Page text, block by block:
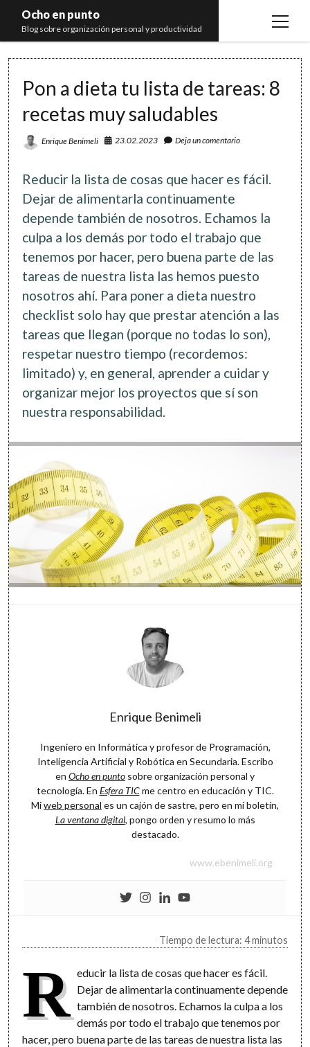
Ocho en punto
Blog sobre organización personal y productividad
open
Libros
Recomendaciones
Pon a dieta tu lista de tareas: 8
recetas muy saludables
Enrique Benimeli 23.02.2023 Deja un comentario
Reducir la lista de cosas que hacer es fácil.
Dejar de alimentarla continuamente
depende también de nosotros. Echamos la
culpa a los demás por todo el trabajo que
tenemos por hacer, pero buena parte de las
tareas de nuestra lista las hemos puesto
nosotros ahí. Para poner a dieta nuestro
checklist solo hay que prestar atención a las
tareas que llegan (porque no todas lo son),
respetar nuestro tiempo (recordemos:
limitado) y, en general, aprender a cuidar y
organizar mejor los proyectos que sí son
nuestra responsabilidad.
Enrique Benimeli
Ingeniero en Informática y profesor de Programación,
Inteligencia Artificial y Robótica en Secundaria. Escribo
en Ocho en punto sobre organización personal y
tecnología. En Esfera TICme centro en educación y TIC.
Miweb personal es un cajón de sastre, pero en mi boletín,
La ventana digital, pongo orden y resumo lo más
destacado.
www.ebenimeli.org
Tiempo de lectura: 4 minutos
R educir la lista de cosas que hacer es fácil.
Dejar de alimentarla continuamente depende
también de nosotros. Echamos la culpa a los
demás por todo el trabajo que tenemos por
hacer, pero buena parte de las tareas de nuestra lista las